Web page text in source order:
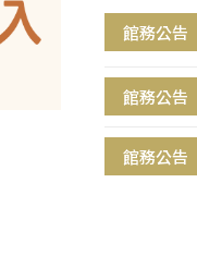
館務公告
館務公告
館務公告